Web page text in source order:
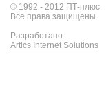
© 1992 - 2012 ПТ-плюс
Все права защищены.
Разработано:
Artics Internet Solutions